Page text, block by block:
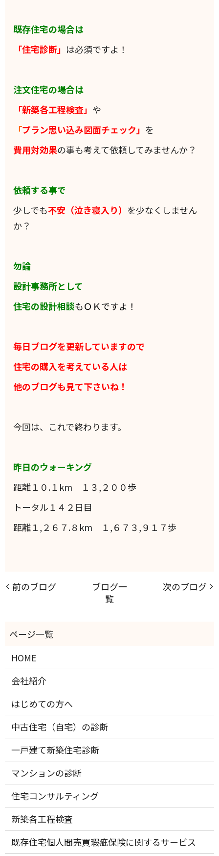
既存住宅の場合は
「住宅診断」 は必須ですよ！
注文住宅の場合は
「新築各工程検査」 や
「プラン思い込み図面チェック」 を
費用対効果の事も考えて依頼してみませんか？
依頼する事で
少しでも不安（泣き寝入り） を少なくしません
か？
勿論
設計事務所として
住宅の設計相談もＯＫですよ！
毎日ブログを更新していますので
住宅の購入を考えている人は
他のブログも見て下さいね！
今回は、これで終わります。
昨日のウォーキング
距離１０.１km １３,２００歩
トータル１４２日目
距離１,２６７.８km １,６７３,９１７歩
前のブログ
ブログ一
覧
次のブログ
HOME
会社紹介
はじめての方へ
中古住宅（自宅）の診断
一戸建て新築住宅診断
マンションの診断
住宅コンサルティング
新築各工程検査
既存住宅個人間売買瑕疵保険に関するサービス